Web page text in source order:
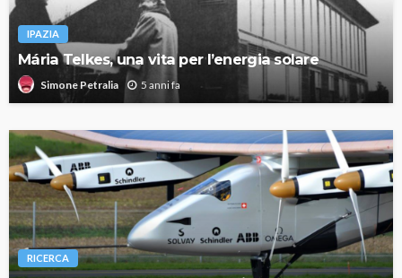
IPAZIA
Mária Telkes, una vita per l’energia solare
Simone Petralia 5 anni fa
RICERCA